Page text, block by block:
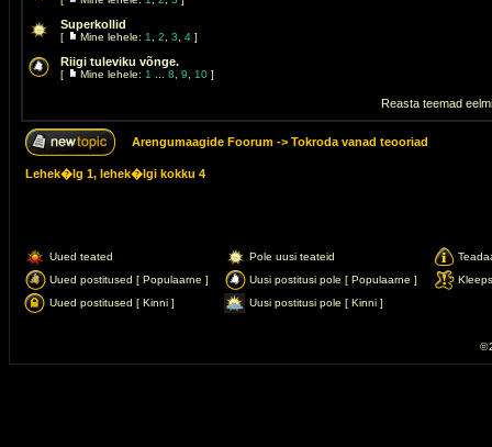
Superkollid
[ Mine lehele: 1 2 3 4 ]
Riigi tuleviku võnge.
[ Mine lehele: 1 8 9 10 ]
Reasta teemad
Arengumaagide Foorum -> Tokroda vanad teooriad
Lehek�lg 1, lehek�lgi kokku 4
Uued teated Pole uusi teateid
Uued postitused [ Populaarne ]
Uusi postitusi pole [ Populaarne ]
Kleeps
Uued postitused [ Kinni ]
Uusi postitusi pole [ Kinni ]
©